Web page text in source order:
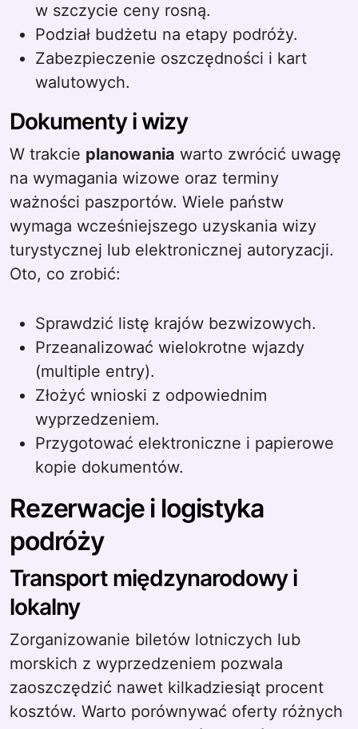
w szczycie ceny rosną.
Podział budżetu na etapy podróży.
Zabezpieczenie oszczędności i kart
walutowych.
Dokumenty i wizy
W trakcie planowania warto zwrócić uwagę
na wymagania wizowe oraz terminy
ważności paszportów. Wiele państw
wymaga wcześniejszego uzyskania wizy
turystycznej lub elektronicznej autoryzacji.
Oto, co zrobić:
Sprawdzić listę krajów bezwizowych.
Przeanalizować wielokrotne wjazdy
(multiple entry).
Złożyć wnioski z odpowiednim
wyprzedzeniem.
Przygotować elektroniczne i papierowe
kopie dokumentów.
Rezerwacje i logistyka
podróży
Transport międzynarodowy i
lokalny
Zorganizowanie biletów lotniczych lub
morskich z wyprzedzeniem pozwala
zaoszczędzić nawet kilkadziesiąt procent
kosztów. Warto porównywać oferty różnych